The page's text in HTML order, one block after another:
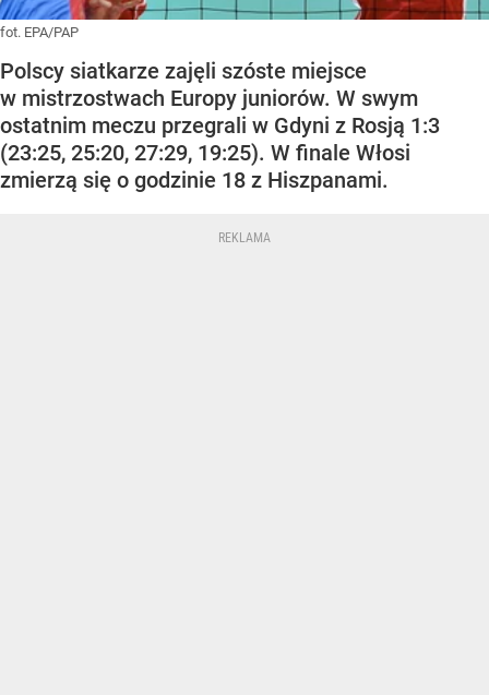
fot. EPA/PAP
Polscy siatkarze zajęli szóste miejsce
w mistrzostwach Europy juniorów. W swym
ostatnim meczu przegrali w Gdyni z Rosją 1:3
(23:25, 25:20, 27:29, 19:25). W finale Włosi
zmierzą się o godzinie 18 z Hiszpanami.